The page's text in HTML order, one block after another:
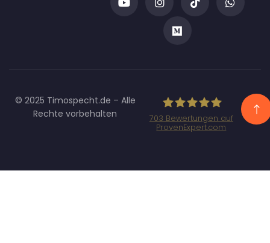
© 2025 Timospecht.de – Alle
Rechte vorbehalten
Marketing GmbH
703 Bewertungen auf
ProvenExpert.com